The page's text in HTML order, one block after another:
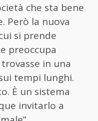
che sta bene
Però la nuova
si prende
preoccupa
in una
tempi lunghi.
È un sistema
invitarlo a